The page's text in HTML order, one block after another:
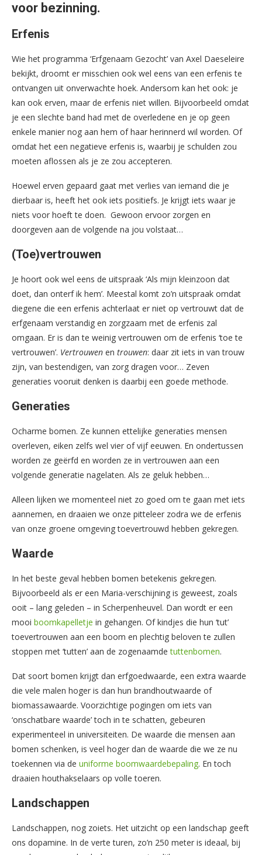
voor bezinning.
Erfenis
Wie het programma ‘Erfgenaam Gezocht’ van Axel Daeseleire
bekijkt, droomt er misschien ook wel eens van een erfenis te
ontvangen uit onverwachte hoek. Andersom kan het ook: je
kan ook erven, maar de erfenis niet willen. Bijvoorbeeld omdat
je een slechte band had met de overledene en je op geen
enkele manier nog aan hem of haar herinnerd wil worden. Of
omdat het een negatieve erfenis is, waarbij je schulden zou
moeten aflossen als je ze zou accepteren.
Hoewel erven gepaard gaat met verlies van iemand die je
dierbaar is, heeft het ook iets positiefs. Je krijgt iets waar je
niets voor hoeft te doen. Gewoon ervoor zorgen en
doorgeven aan de volgende na jou volstaat…
(Toe)vertrouwen
Je hoort ook wel eens de uitspraak ‘Als mijn kleinzoon dat
doet, dan onterf ik hem’. Meestal komt zo’n uitspraak omdat
diegene die een erfenis achterlaat er niet op vertrouwt dat de
erfgenaam verstandig en zorgzaam met de erfenis zal
omgaan. Er is dan te weinig vertrouwen om de erfenis ‘toe te
vertrouwen’. Vertrouwen en trouwen: daar zit iets in van trouw
zijn, van bestendigen, van zorg dragen voor… Zeven
generaties vooruit denken is daarbij een goede methode.
Generaties
Ocharme bomen. Ze kunnen ettelijke generaties mensen
overleven, eiken zelfs wel vier of vijf eeuwen. En ondertussen
worden ze geërfd en worden ze in vertrouwen aan een
volgende generatie nagelaten. Als ze geluk hebben…
Alleen lijken we momenteel niet zo goed om te gaan met iets
aannemen, en draaien we onze pitteleer zodra we de erfenis
van onze groene omgeving toevertrouwd hebben gekregen.
Waarde
In het beste geval hebben bomen betekenis gekregen.
Bijvoorbeeld als er een Maria-verschijning is geweest, zoals
ooit – lang geleden – in Scherpenheuvel. Dan wordt er een
mooi boomkapelletje in gehangen. Of kindjes die hun ‘tut’
toevertrouwen aan een boom en plechtig beloven te zullen
stoppen met ‘tutten’ aan de zogenaamdetuttenbomen.
Dat soort bomen krijgt dan erfgoedwaarde, een extra waarde
die vele malen hoger is dan hun brandhoutwaarde of
biomassawaarde. Voorzichtige pogingen om iets van
‘onschatbare waarde’ toch in te schatten, gebeuren
experimenteel in universiteiten. De waarde die mensen aan
bomen schenken, is veel hoger dan de waarde die we ze nu
toekennen via de uniforme boomwaardebepaling. En toch
draaien houthakselaars op volle toeren.
Landschappen
Landschappen, nog zoiets. Het uitzicht op een landschap geeft
ons dopamine. In de verte turen, zo’n 250 meter is ideaal, bij